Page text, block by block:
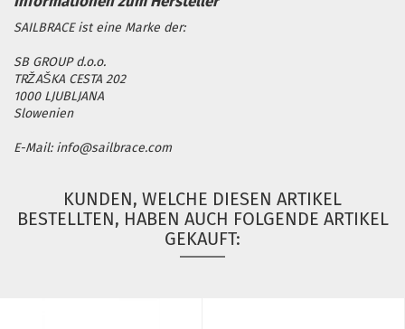
SAILBRACE ist eine Marke der:
SB GROUP d.o.o.
TRŽAŠKA CESTA 202
1000 LJUBLJANA
Slowenien
E-Mail: info@sailbrace.com
KUNDEN, WELCHE DIESEN ARTIKEL
BESTELLTEN, HABEN AUCH FOLGENDE ARTIKEL
GEKAUFT: